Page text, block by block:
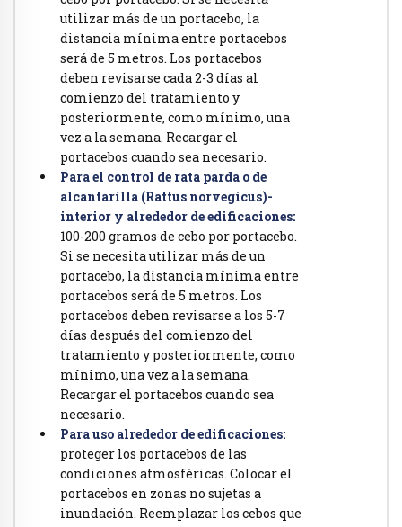
utilizar más de un portacebo, la
distancia mínima entre portacebos
será de 5 metros. Los portacebos
deben revisarse cada 2-3 días al
comienzo del tratamiento y
posteriormente, como mínimo, una
vez a la semana. Recargar el
portacebos cuando sea necesario.
Para el control de rata parda o de
alcantarilla (Rattus norvegicus)-
interior y alrededor de edificaciones:
100-200 gramos de cebo por portacebo.
Si se necesita utilizar más de un
portacebo, la distancia mínima entre
portacebos será de 5 metros. Los
portacebos deben revisarse a los 5-7
días después del comienzo del
tratamiento y posteriormente, como
mínimo, una vez a la semana.
Recargar el portacebos cuando sea
necesario.
Para uso alrededor de edificaciones:
proteger los portacebos de las
condiciones atmosféricas. Colocar el
portacebos en zonas no sujetas a
inundación. Reemplazar los cebos que